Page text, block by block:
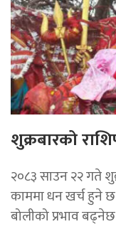
शुक्रबारको
२०८३ साउन २२ गते
काममा धन खर्च हुने
बोलीको प्रभाव